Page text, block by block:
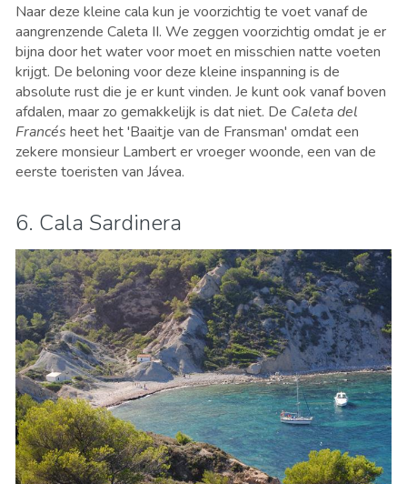
Naar deze kleine cala kun je voorzichtig te voet vanaf de
aangrenzende Caleta II. We zeggen voorzichtig omdat je er
bijna door het water voor moet en misschien natte voeten
krijgt. De beloning voor deze kleine inspanning is de
absolute rust die je er kunt vinden. Je kunt ook vanaf boven
afdalen, maar zo gemakkelijk is dat niet. De Caleta del
Francés heet het 'Baaitje van de Fransman' omdat een
zekere monsieur Lambert er vroeger woonde, een van de
eerste toeristen van Jávea.
6. Cala Sardinera